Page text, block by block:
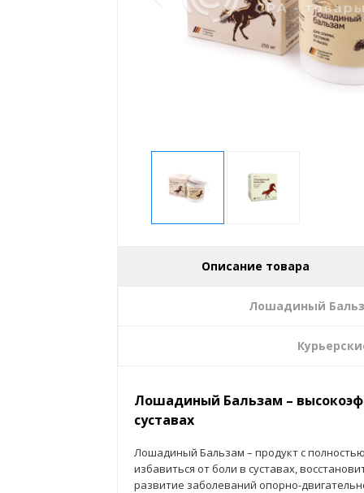
Описание товара
Лошадиный
Лошадиный Бальзам –
суставах
Лошадиный Бальзам – продукт с
избавиться от боли в суставах,
развитие заболеваний опорно-